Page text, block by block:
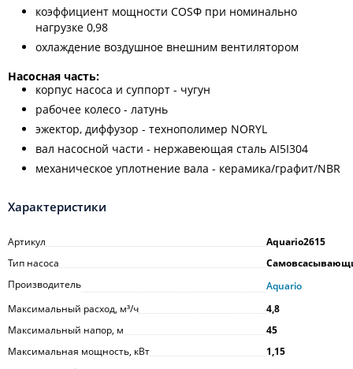
коэффициент мощности COSФ при номинально
нагрузке 0,98
охлаждение воздушное внешним вентилятором
Насосная часть:
корпус насоса и суппорт - чугун
рабочее колесо - латунь
эжектор, диффузор - технополимер NORYL
вал насосной части - нержавеющая сталь АI5I304
механическое уплотнение вала - керамика/графит/NВR
Характеристики
Артикул
Aquario2615
Тип насоса
Производитель
Aquario
Максимальный расход, м³/ч
4,8
Максимальный напор, м
45
Максимальная мощность, кВт
1,15